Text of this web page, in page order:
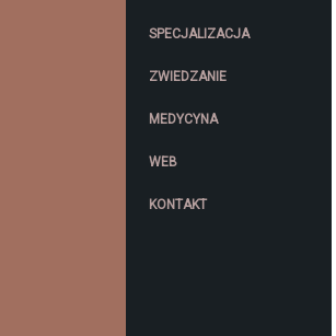
SPECJALIZACJA
ZWIEDZANIE
MEDYCYNA
WEB
KONTAKT